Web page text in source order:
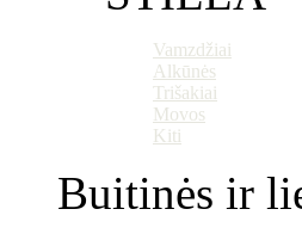
Vamzdžiai
Alkūnės
Trišakiai
Movos
Kiti
Buitinės ir